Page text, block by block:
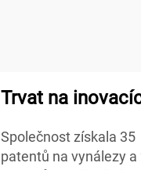
Trvat na
Společnost získala 35
patentů na vynálezy a